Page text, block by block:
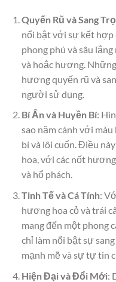
Quyến Rũ và Sang
nổi bật với sự kết hợp
phong phú và sâu
và hoắc hương.
hương quyến rũ và
người sử dụng.
Bí Ẩn và Huyền Bí:
sao năm cánh với màu
bí và lôi cuốn. Điều
hoa, với các nốt
và hổ phách.
Tinh Tế và Cá Tính:
hương hoa cỏ và trái
mang đến một phong
chỉ làm nổi bật sự
mạnh mẽ và sự tự tin
Hiện Đại và Đổi Mới: